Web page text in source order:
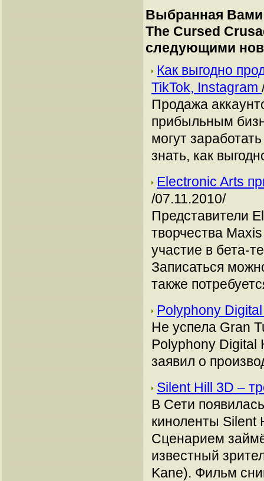
Выбранная Вами
The Cursed
следующими
Как выгодно
TikTok, Instagram
Продажа
прибыльным
могут
знать, как
Electronic Arts
/07.11.2010/
Представители
творчества
участие в бета-
Записаться
также
Polyphony
Не успела Gran
Polyphony Digital
заявил о
Silent Hill 3D –
В Сети
киноленты Silent
Сценарием
известный
Kane). Фильм